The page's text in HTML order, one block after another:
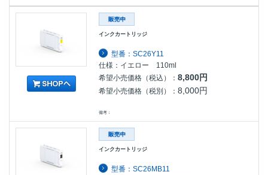
インクカートリッジ
型番：SC26Y11
仕様：イエロー 110ml
希望小売価格（税込）：8,800円
希望小売価格（税別）：8,000円
備考：
インクカートリッジ
型番：SC26MB11